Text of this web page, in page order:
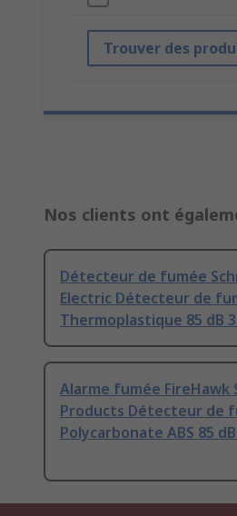
Trouver des
Nos clients ont
Détecteur de fumée
Electric Détecteur de
Thermoplastique 85 dB
Alarme fumée FireHawk
Products Détecteur de
Polycarbonate ABS 85